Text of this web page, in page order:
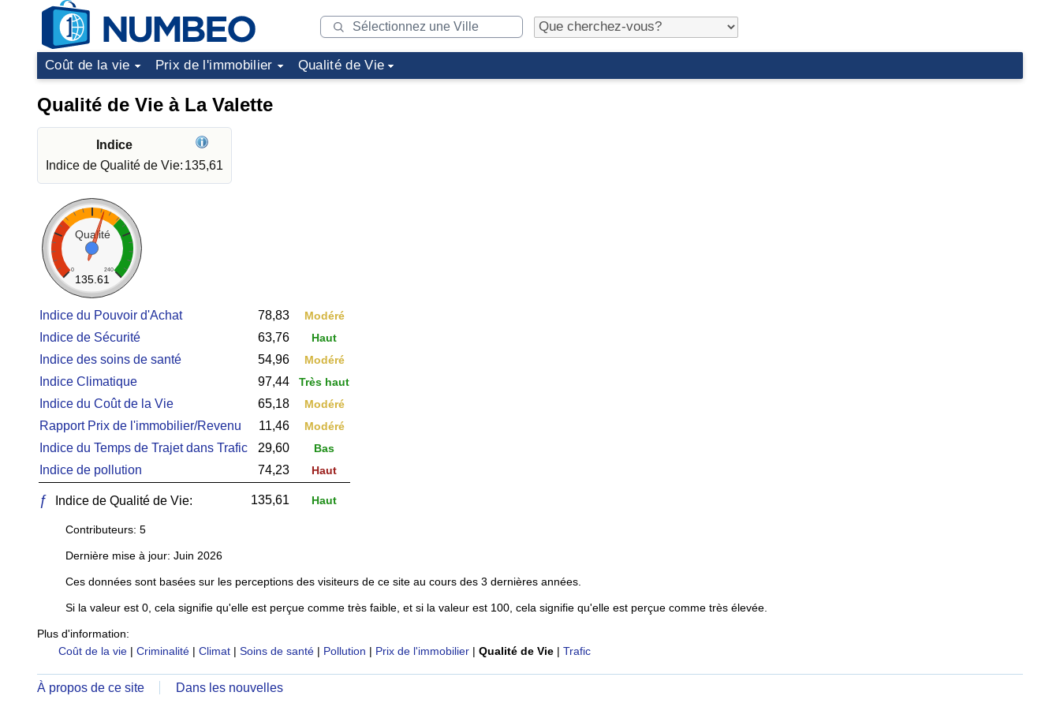
Coût de la vie Prix de l'immobilier Qualité de Vie
Qualité de Vie à La Valette
Indice
Indice de Qualité de Vie: 135,61
Qualité
0 240
135.61
Indice du Pouvoir d'Achat 78,83 Modéré
Indice de Sécurité 63,76 Haut
Indice des soins de santé 54,96 Modéré
Indice Climatique 97,44 Très haut
Indice du Coût de la Vie 65,18 Modéré
Rapport Prix de l'immobilier/Revenu 11,46 Modéré
Indice du Temps de Trajet dans Trafic 29,60 Bas
Indice de pollution 74,23 Haut
ƒ Indice de Qualité de Vie: 135,61 Haut
Contributeurs: 5
Dernière mise à jour: Juin 2026
Ces données sont basées sur les perceptions des visiteurs de ce site au cours des 3 dernières années.
Si la valeur est 0, cela signifie qu'elle est perçue comme très faible, et si la valeur est 100, cela signifie qu'elle est perçue comme très élevée.
Plus d'information:
Coût de la vie | Criminalité | Climat | Soins de santé | Pollution | Prix de l'immobilier | Qualité de Vie | Trafic
À propos de ce site Dans les nouvelles